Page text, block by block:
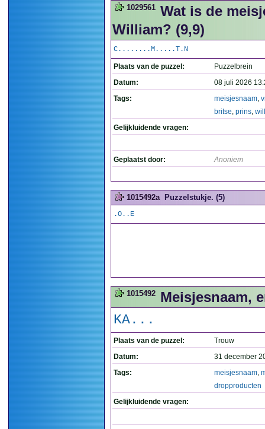
1029561 Wat is de
William? (9,9)
C........M.....T.N
Plaats van de puzzel:
Puzzelbrein
Datum:
08 juli 2026
Tags:
meisjesnaam,
britse, prins,
Gelijkluidende vragen:
Geplaatst door: Anoniem
1015492a Puzzelstukje. (5)
.O..E
1015492 Meisjesnaam,
KA...
Plaats van de puzzel:
Trouw
Datum:
31 december
Tags:
meisjesnaam,
dropproducten
Gelijkluidende vragen: